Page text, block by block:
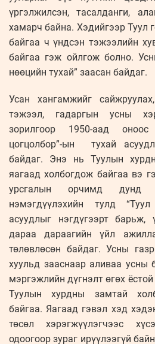
үргэлжилсэн, тасалданги,
хамарч байна. Хэдийгээр Туул
байгаа ч үндсэн тэжээлийн
байгаа гэж ойлгож болно.
нөөцийн тухай” заасан байдаг.
Усан хангамжийг
тэжээл, гадаргын усны
зорилгоор 1950-аад
цогцолбор”-ын тухай
байдаг. Энэ нь Туулын
яагаад холбогдож байгаа вэ
урсгалын орчимд дунд
нэмэгдүүлэхийн тулд
асуудлыг нэгдүгээрт
дараа дараагийн үйл
төлөвлөсөн байдаг. Усны
хуульд зааснаар аливаа усны
мэргэжлийн дүгнэлт өгөх
Туулын хурдны замтай
байгаа. Яагаад гэвэл хэд
төсөл хэрэгжүүлэгчээс
одоогоор зураг ирүүлээгүй